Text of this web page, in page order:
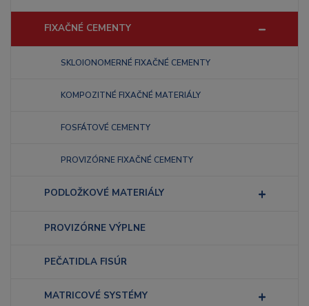
FIXAČNÉ CEMENTY
SKLOIONOMERNÉ FIXAČNÉ CEMENTY
KOMPOZITNÉ FIXAČNÉ MATERIÁLY
FOSFÁTOVÉ CEMENTY
PROVIZÓRNE FIXAČNÉ CEMENTY
PODLOŽKOVÉ MATERIÁLY
PROVIZÓRNE VÝPLNE
PEČATIDLA FISÚR
MATRICOVÉ SYSTÉMY